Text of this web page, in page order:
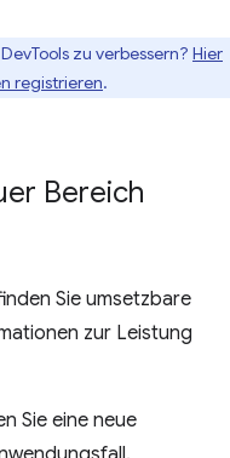
zu verbessern? Hier
registrieren.
Bereich
Sie umsetzbare
zur Leistung
Sie eine neue